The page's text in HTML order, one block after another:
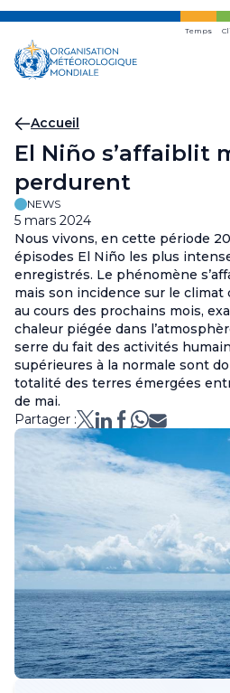
Skip
main
content
Temps
Fil
d'Ariane
Accueil
El Niño s’affaiblit
perdurent
NEWS
5 mars 2024
Nous vivons, en cette période
épisodes El Niño les plus
enregistrés. Le phénomène
mais son incidence sur le climat
au cours des prochains mois,
chaleur piégée dans
serre du fait des activités
supérieures à la normale sont
totalité des terres émergées
de mai.
Partager :